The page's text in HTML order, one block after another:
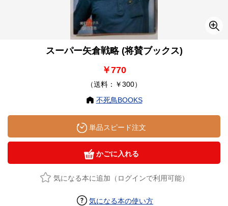
スーパー矢倉戦略 (将賛ブックス)
￥770
（送料：￥300）
不死鳥BOOKS
単品スピード注文
かごに入れる
気になる本に追加（ログインで利用可能）
気になる本の使い方